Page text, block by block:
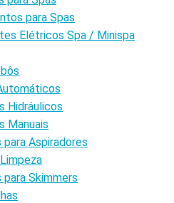
para Spas
Elétricos Spa / Minispa
Hidráulicos
Manuais
Aspiradores
Skimmers